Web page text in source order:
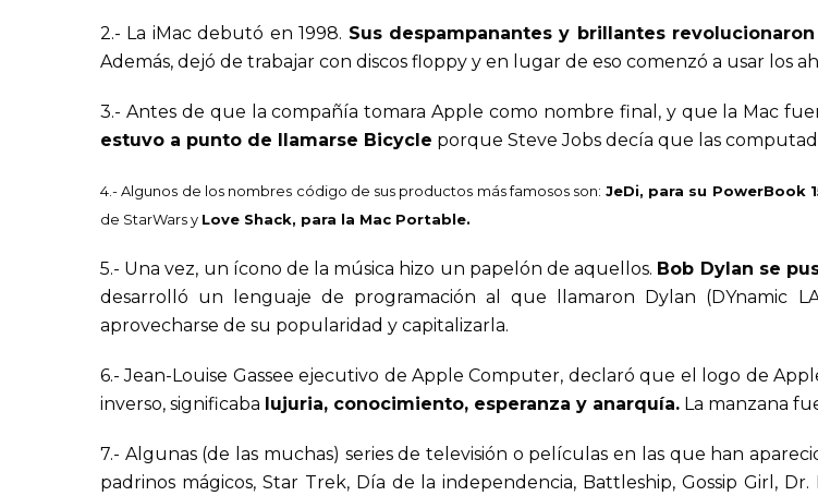
2.- La iMac debutó en 1998. Sus despampanantes y brillantes
Además, dejó de trabajar con discos floppy y en lugar de eso comenzó a usar los
3.- Antes de que la compañía tomara Apple como nombre final, y que la Mac
estuvo a punto de llamarse Bicycle porque Steve Jobs decía que las
4.- Algunos de los nombres código de sus productos más famosos son: JeDi, para su PowerBook
de StarWars y Love Shack, para la Mac Portable.
5.- Una vez, un ícono de la música hizo un papelón de aquellos. Bob Dylan se
desarrolló un lenguaje de programación al que llamaron Dylan (DYnamic
aprovecharse de su popularidad y capitalizarla.
6.- Jean-Louise Gassee ejecutivo de Apple Computer, declaró que el logo de
inverso, significaba lujuria, conocimiento, esperanza y anarquía. La manzana
7.- Algunas (de las muchas) series de televisión o películas en las que han
padrinos mágicos, Star Trek, Día de la independencia, Battleship, Gossip Girl,